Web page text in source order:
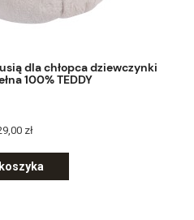
dla chłopca dziewczynki
100% TEDDY
zł